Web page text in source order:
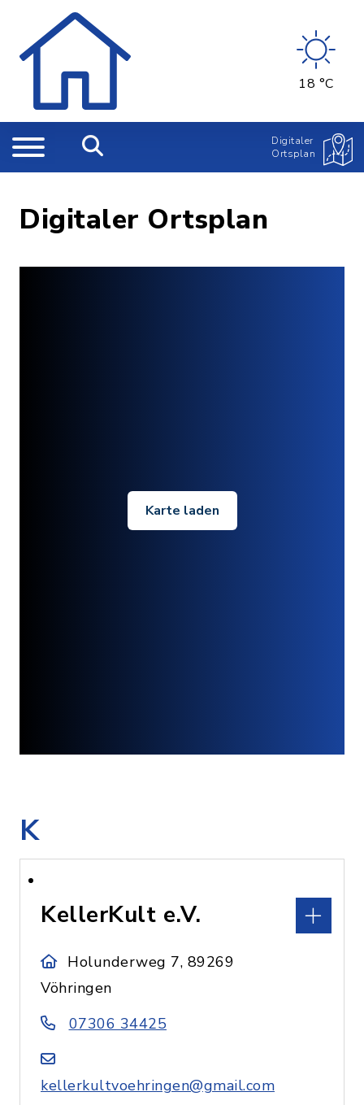
18 °C
Digitaler
Ortsplan
Digitaler Ortsplan
Karte laden
K
KellerKult e.V.
Holunderweg 7, 89269
Vöhringen
07306 34425
kellerkultvoehringen@gmail.com